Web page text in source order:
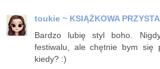
toukie ~ KSIĄŻKOWA
Bardzo lubię styl boho.
festiwalu, ale chętnie bym się
kiedy? :)